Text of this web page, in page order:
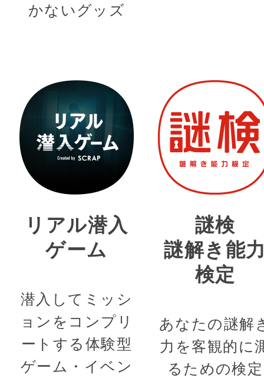
かないグッズ
リアル潜入
ゲーム
潜入してミッシ
ョンをコンプリ
ートする体験型
ゲーム・イベン
謎検
謎解き能
検定
あなたの謎解
力を客観的に
るための検定